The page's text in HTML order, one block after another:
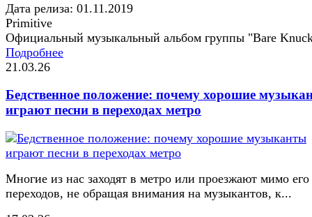
Дата релиза: 01.11.2019
Primitive
Официальный музыкальный альбом группы "Bare
Подробнее
21.03.26
Бедственное положение: почему хорошие
играют песни в переходах метро
Многие из нас заходят в метро или проезжают мимо его
переходов, не обращая внимания на музыкантов, к...